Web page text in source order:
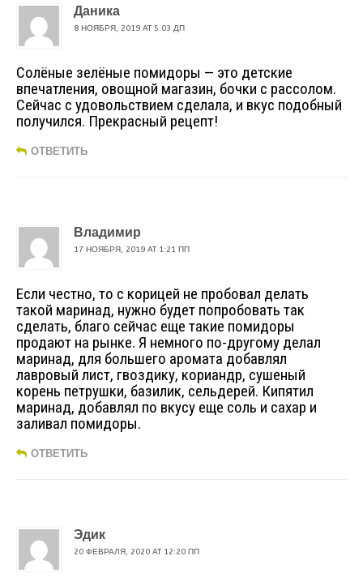
Даника
8 НОЯБРЯ, 2019 AT 5:03 ДП
Солёные зелёные помидоры — это детские
впечатления, овощной магазин, бочки с рассолом.
Сейчас с удовольствием сделала, и вкус подобный
получился. Прекрасный рецепт!
ОТВЕТИТЬ
Владимир
17 НОЯБРЯ, 2019 AT 1:21 ПП
Если честно, то с корицей не пробовал делать
такой маринад, нужно будет попробовать так
сделать, благо сейчас еще такие помидоры
продают на рынке. Я немного по-другому делал
маринад, для большего аромата добавлял
лавровый лист, гвоздику, кориандр, сушеный
корень петрушки, базилик, сельдерей. Кипятил
маринад, добавлял по вкусу еще соль и сахар и
заливал помидоры.
ОТВЕТИТЬ
Эдик
20 ФЕВРАЛЯ, 2020 AT 12:20 ПП